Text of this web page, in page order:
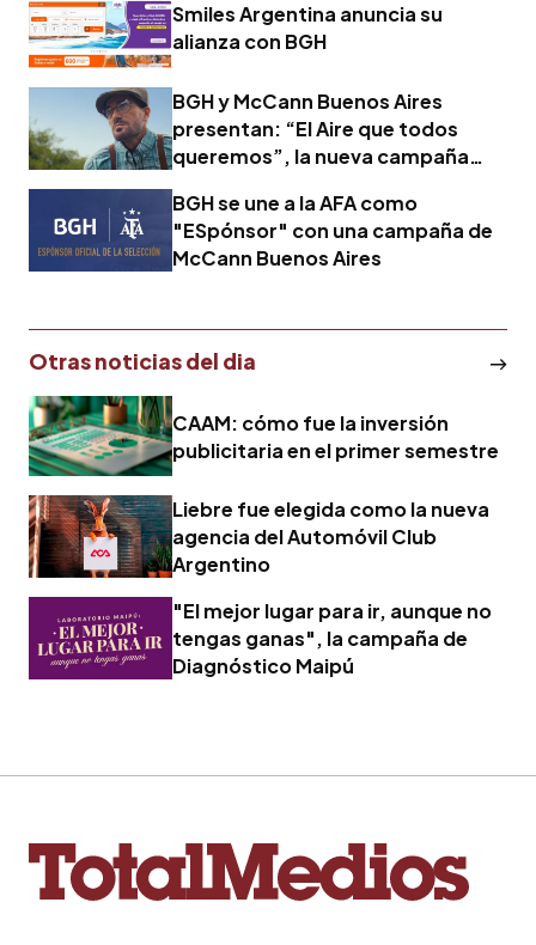
Smiles Argentina anuncia su
alianza con BGH
BGH y McCann Buenos Aires
presentan: “El Aire que todos
queremos”, la nueva campaña
Paul
BGH se une a la AFA como
"ESpónsor" con una campaña de
McCann Buenos Aires
Otras noticias del dia
CAAM: cómo fue la inversión
publicitaria en el primer semestre
Liebre fue elegida como la nueva
agencia del Automóvil Club
Argentino
"El mejor lugar para ir, aunque no
tengas ganas", la campaña de
Diagnóstico Maipú